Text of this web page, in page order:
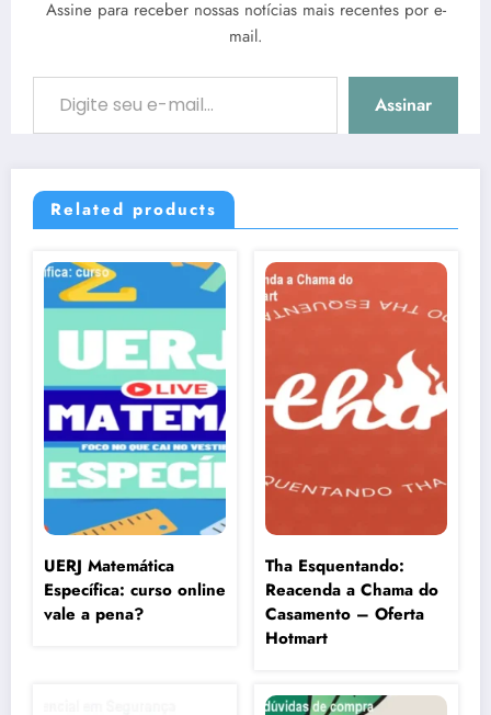
Assine para receber nossas notícias mais recentes por e-
mail.
Digite seu e-mail…
Assinar
Related products
UERJ Matemática
Específica: curso online
vale a pena?
Tha Esquentando:
Reacenda a Chama do
Casamento – Oferta
Hotmart